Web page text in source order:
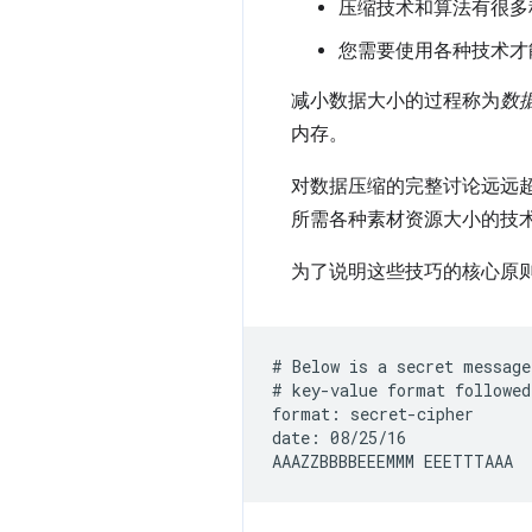
压缩技术和算法有很
您需要使用各种技术
减小数据大小的过程称为数
内存。
对数据压缩的完整讨论远远
所需各种素材资源大小的技
为了说明这些技巧的核心原
# Below is a secret
# key-value format
format: secret-cipher
date: 08/25/16